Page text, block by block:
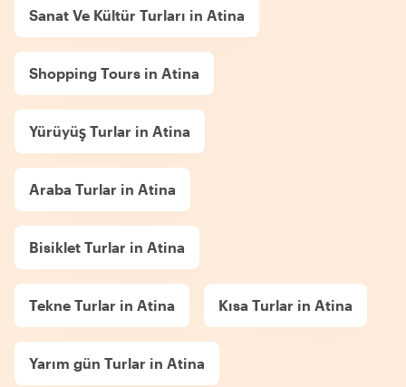
Sanat Ve Kültür Turları in Atina
Shopping Tours in Atina
Yürüyüş Turlar in Atina
Araba Turlar in Atina
Bisiklet Turlar in Atina
Tekne Turlar in Atina Kısa Turlar in Atina
Yarım gün Turlar in Atina